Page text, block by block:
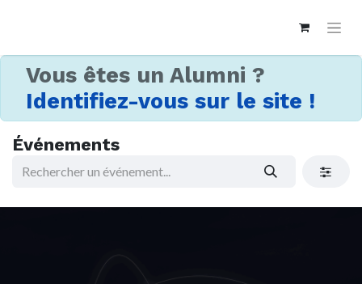
Vous êtes un Alumni ?
Identifiez-vous sur le site !
Événements